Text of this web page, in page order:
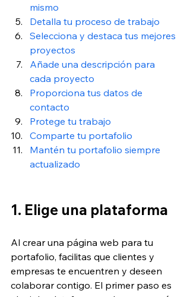
mismo
Detalla tu proceso de trabajo
Selecciona y destaca tus mejores
proyectos
Añade una descripción para
cada proyecto
Proporciona tus datos de
contacto
Protege tu trabajo
Comparte tu portafolio
Mantén tu portafolio siempre
actualizado
1. Elige una plataforma
Al crear una página web para tu
portafolio, facilitas que clientes y
empresas te encuentren y deseen
colaborar contigo. El primer paso es